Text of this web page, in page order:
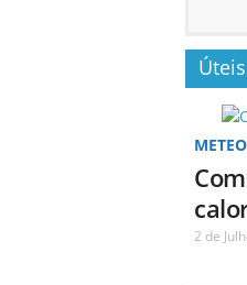
Úteis
METEO
2 de